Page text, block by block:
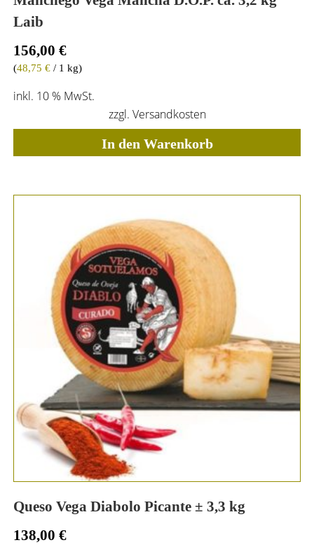
Laib
156,00 €
(48,75 €/ 1 kg)
inkl. 10 % MwSt.
zzgl. Versandkosten
In den Warenkorb
Queso Vega Diabolo Picante ± 3,3 kg
138,00 €